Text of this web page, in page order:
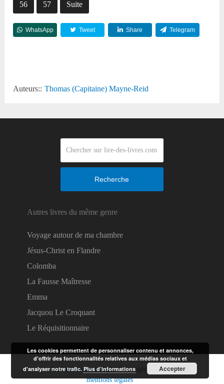
56 57 Suite
WhatsApp Tweet Share Telegram
Auteurs:: Thomas (Capitaine) Mayne-Reid
Recherche
Autres livres du même genre
Voyage autour de ma chambre
Jésus-Christ en Flandre
Colomba
La Fausse Maîtresse
Emma
Jacquou Le Croquant
Le Réquisitionnaire
Lire des livres en ligneCopyright © 2026.
mentions légales
Les cookies permettent de personnaliser contenu et annonces,
d'offrir des fonctionnalités relatives aux médias sociaux et
d'analyser notre trafic.Plus d’informations Accepter